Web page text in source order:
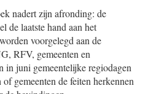
nadert zijn afronding: de
de laatste hand aan het
voorgelegd aan de
RFV, gemeenten en
in juni gemeentelijke regiodagen
gemeenten de feiten herkennen